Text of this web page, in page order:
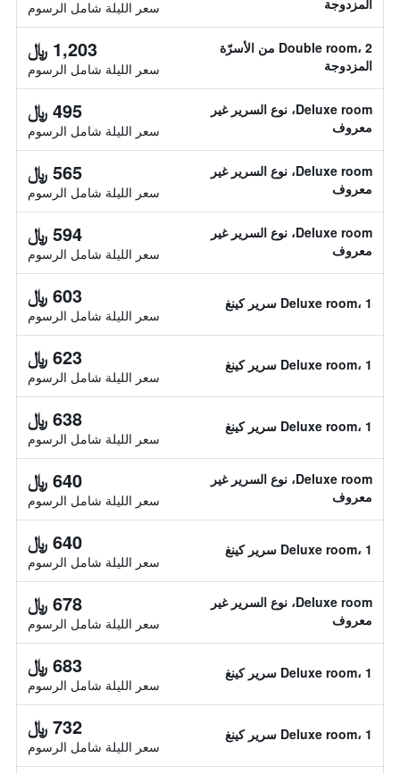
المزدوجة
سعر الليلة شامل الرسوم
Double room، 2 من الأسرّة
المزدوجة
1,203 ﷼
سعر الليلة شامل الرسوم
Deluxe room، نوع السرير غير
معروف
495 ﷼
سعر الليلة شامل الرسوم
Deluxe room، نوع السرير غير
معروف
565 ﷼
سعر الليلة شامل الرسوم
Deluxe room، نوع السرير غير
معروف
594 ﷼
سعر الليلة شامل الرسوم
Deluxe room، 1 سرير كينغ 603 ﷼
سعر الليلة شامل الرسوم
Deluxe room، 1 سرير كينغ 623 ﷼
سعر الليلة شامل الرسوم
Deluxe room، 1 سرير كينغ 638 ﷼
سعر الليلة شامل الرسوم
Deluxe room، نوع السرير غير
معروف
640 ﷼
سعر الليلة شامل الرسوم
Deluxe room، 1 سرير كينغ 640 ﷼
سعر الليلة شامل الرسوم
Deluxe room، نوع السرير غير
معروف
678 ﷼
سعر الليلة شامل الرسوم
Deluxe room، 1 سرير كينغ 683 ﷼
سعر الليلة شامل الرسوم
Deluxe room، 1 سرير كينغ 732 ﷼
سعر الليلة شامل الرسوم